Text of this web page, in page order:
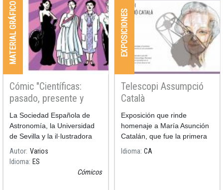
MATERIAL GRÁFICO
Cómic "Científicas:
pasado, presente y
futuro"
La Sociedad Española de
Astronomía, la Universidad
de Sevilla y la il·lustradora
Raquel García han
versionado la pbra de teatro
Autor Varios
Idioma ES
Cómicos
EXPOSICIONES
Telescopi Assumpció
Català
Exposición que rinde
homenaje a María Asunción
Catalán, que fue la primera
profesora numeraria
Idioma CA